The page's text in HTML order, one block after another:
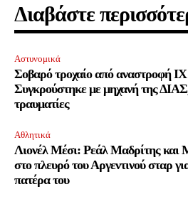
Διαβάστε
Αστυνομικά
Σοβαρό τροχαίο από αναστροφή
Συγκρούστηκε με μηχανή της
τραυματίες
Αθλητικά
Λιονέλ Μέσι: Ρεάλ Μαδρίτης και
στο πλευρό του Αργεντινού σταρ
πατέρα του